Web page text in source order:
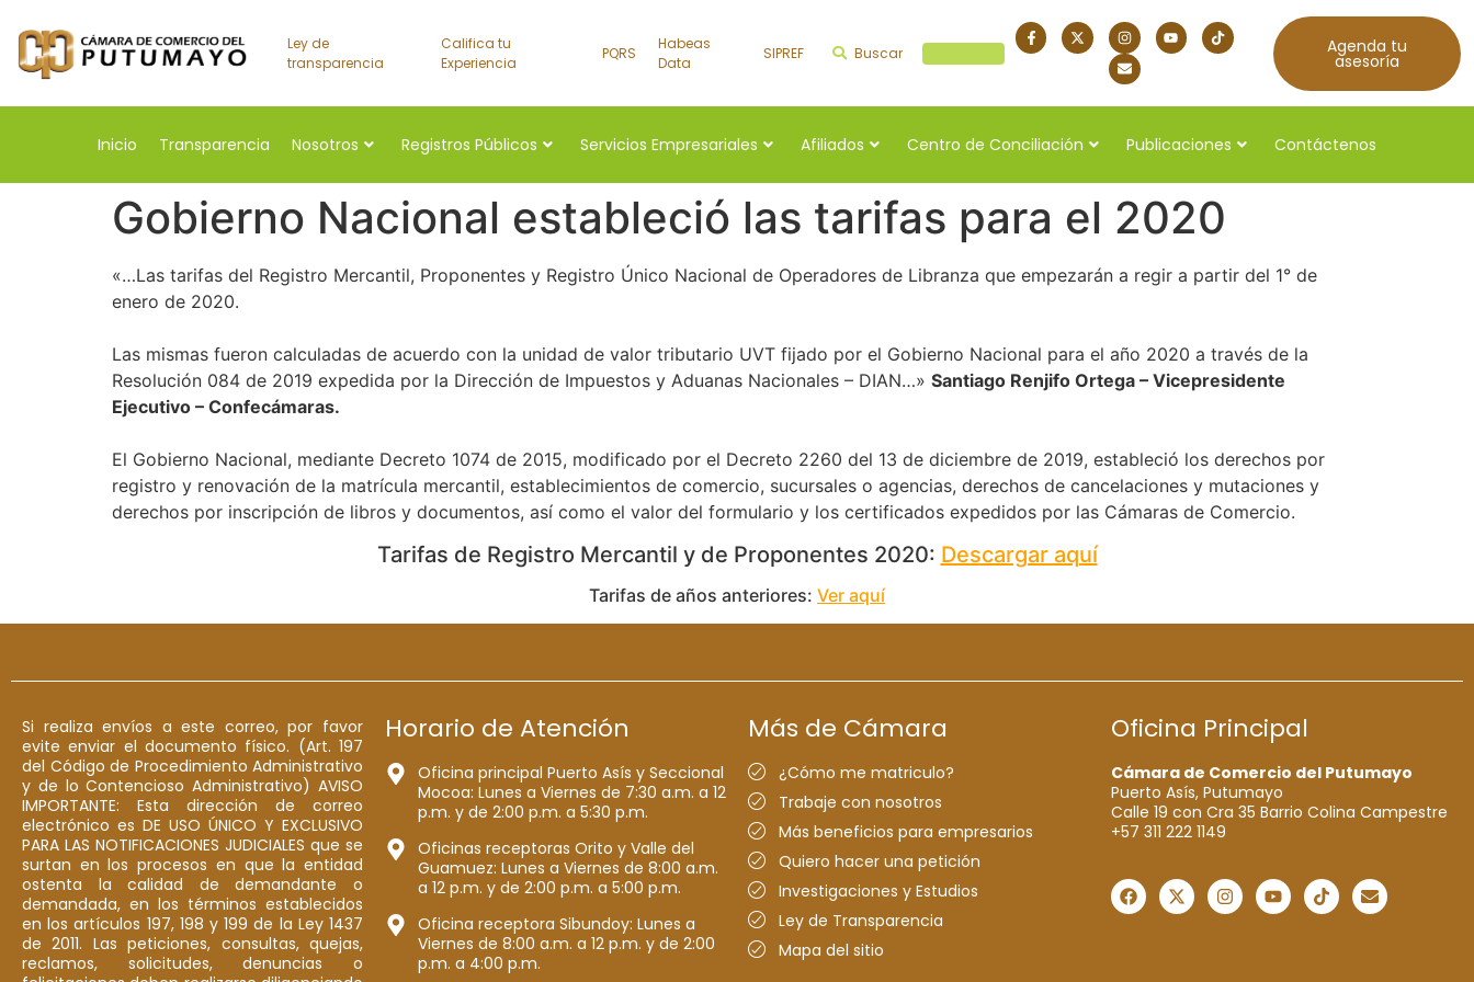
Ley de
transparencia
Califica tu
Experiencia
PQRS
Habeas
Data
SIPREF Buscar Agenda tu
asesoría
Inicio Transparencia Nosotros Registros Públicos Servicios Empresariales Afiliados Centro de Conciliación Publicaciones Contáctenos
Gobierno Nacional estableció las tarifas para el 2020
«…Las tarifas del Registro Mercantil, Proponentes y Registro Único Nacional de Operadores de Libranza que empezarán a regir a partir del 1° de
enero de 2020.
Las mismas fueron calculadas de acuerdo con la unidad de valor tributario UVT fijado por el Gobierno Nacional para el año 2020 a través de la
Resolución 084 de 2019 expedida por la Dirección de Impuestos y Aduanas Nacionales – DIAN…» Santiago Renjifo Ortega – Vicepresidente
Ejecutivo – Confecámaras.
El Gobierno Nacional, mediante Decreto 1074 de 2015, modificado por el Decreto 2260 del 13 de diciembre de 2019, estableció los derechos por
registro y renovación de la matrícula mercantil, establecimientos de comercio, sucursales o agencias, derechos de cancelaciones y mutaciones y
derechos por inscripción de libros y documentos, así como el valor del formulario y los certificados expedidos por las Cámaras de Comercio.
Tarifas de Registro Mercantil y de Proponentes 2020: Descargar aquí
Tarifas de años anteriores: Ver aquí
Si realiza envíos a este correo, por favor
evite enviar el documento físico. (Art. 197
del Código de Procedimiento Administrativo
y de lo Contencioso Administrativo) AVISO
IMPORTANTE: Esta dirección de correo
electrónico es DE USO ÚNICO Y EXCLUSIVO
PARA LAS NOTIFICACIONES JUDICIALES que se
surtan en los procesos en que la entidad
ostenta la calidad de demandante o
demandada, en los términos establecidos
en los artículos 197, 198 y 199 de la Ley 1437
de 2011. Las peticiones, consultas, quejas,
reclamos, solicitudes, denuncias o
Horario de Atención
Oficina principal Puerto Asís y Seccional
Mocoa: Lunes a Viernes de 7:30 a.m. a 12
p.m. y de 2:00 p.m. a 5:30 p.m.
Oficinas receptoras Orito y Valle del
Guamuez: Lunes a Viernes de 8:00 a.m.
a 12 p.m. y de 2:00 p.m. a 5:00 p.m.
Oficina receptora Sibundoy: Lunes a
Viernes de 8:00 a.m. a 12 p.m. y de 2:00
p.m. a 4:00 p.m.
Más de Cámara
¿Cómo me matriculo?
Trabaje con nosotros
Más beneficios para empresarios
Quiero hacer una petición
Investigaciones y Estudios
Ley de Transparencia
Mapa del sitio
Oficina Principal
Cámara de Comercio del Putumayo
Puerto Asís, Putumayo
Calle 19 con Cra 35 Barrio Colina Campestre
+57 311 222 1149